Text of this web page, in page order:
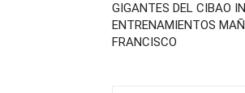
GIGANTES DEL CIBAO
ENTRENAMIENTOS
FRANCISCO